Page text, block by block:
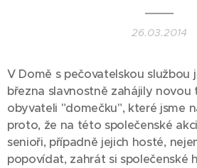
26.03.2014
V Domě s pečovatelskou službou
března slavnostně zahájily novou
obyvateli "domečku", které jsme
proto, že na této společenské
senioři, případně jejich hosté,
popovídat, zahrát si společenské